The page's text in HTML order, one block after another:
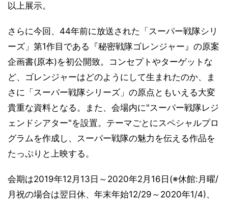
以上展示。
さらに今回、44年前に放送された「スーパー戦隊シリ
ーズ」第1作目である『秘密戦隊ゴレンジャー』の原案
企画書(原本)を初公開致。コンセプトやターゲットな
ど、ゴレンジャーはどのようにして生まれたのか、ま
さに「スーパー戦隊シリーズ」の原点ともいえる大変
貴重な資料となる。また、会場内に"スーパー戦隊レジ
ェンドシアター"を設置。テーマごとにスペシャルプロ
グラムを作成し、スーパー戦隊の魅力を伝える作品を
たっぷりと上映する。
会期は2019年12月13日～2020年2月16日(※休館:月曜/
月祝の場合は翌日休、年末年始12/29～2020年1/4)、